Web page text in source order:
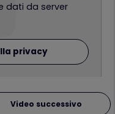
dati da server
privacy
Video successivo